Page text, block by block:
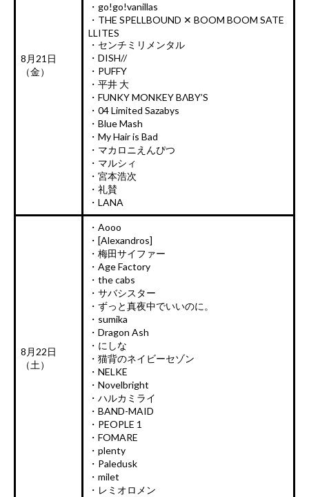
8月21日
（金）
・go!go!vanillas
・THE SPELLBOUND ✕ BOOM BOOM SATE
LLITES
・センチミリメンタル
・DISH//
・PUFFY
・平井 大
・FUNKY MONKEY BΛBY’S
・04 Limited Sazabys
・Blue Mash
・My Hair is Bad
・マカロニえんぴつ
・マルシィ
・宮本浩次
・礼賛
・LANA
8月22日
（土）
・Aooo
・[Alexandros]
・梅田サイファー
・Age Factory
・the cabs
・サバシスター
・ずっと真夜中でいいのに。
・sumika
・Dragon Ash
・にしな
・猫背のネイビーセゾン
・NELKE
・Novelbright
・ハルカミライ
・BAND-MAID
・PEOPLE 1
・FOMARE
・plenty
・Paledusk
・milet
・レミオロメン